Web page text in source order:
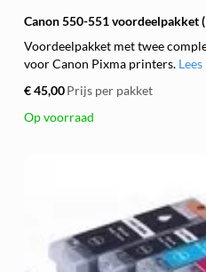
Canon 550-551 voordeelpakket
Voordeelpakket met twee
voor Canon Pixma printers.
€ 45,00Prijs per pakket
Op voorraad